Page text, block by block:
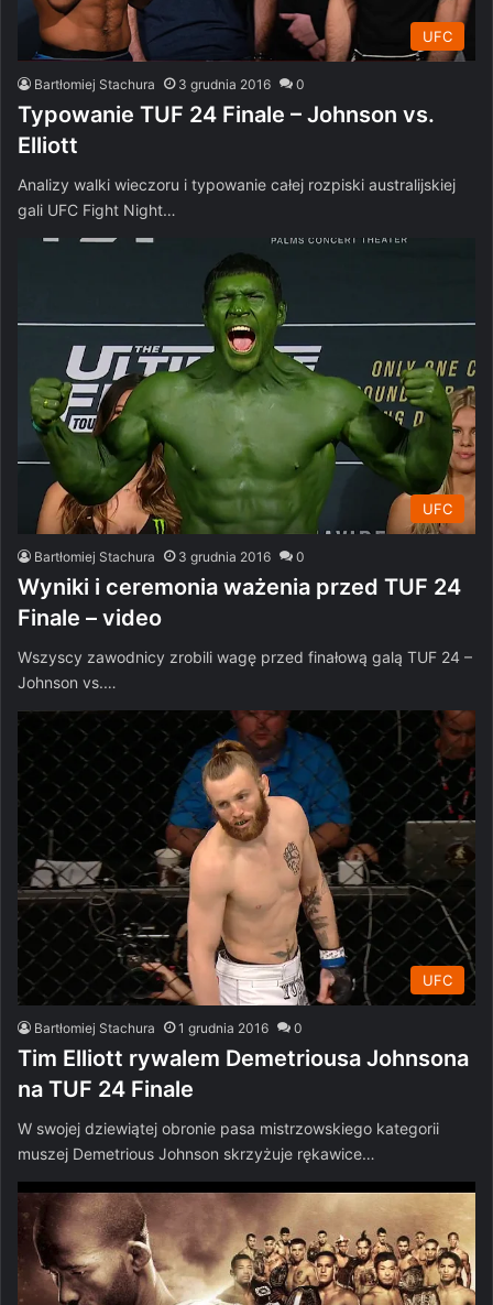
UFC
Bartłomiej Stachura 3 grudnia 2016 0
Typowanie TUF 24 Finale – Johnson vs.
Elliott
Analizy walki wieczoru i typowanie całej rozpiski australijskiej
gali UFC Fight Night…
UFC
Bartłomiej Stachura 3 grudnia 2016 0
Wyniki i ceremonia ważenia przed TUF 24
Finale – video
Wszyscy zawodnicy zrobili wagę przed finałową galą TUF 24 –
Johnson vs.…
UFC
Bartłomiej Stachura 1 grudnia 2016 0
Tim Elliott rywalem Demetriousa Johnsona
na TUF 24 Finale
W swojej dziewiątej obronie pasa mistrzowskiego kategorii
muszej Demetrious Johnson skrzyżuje rękawice…